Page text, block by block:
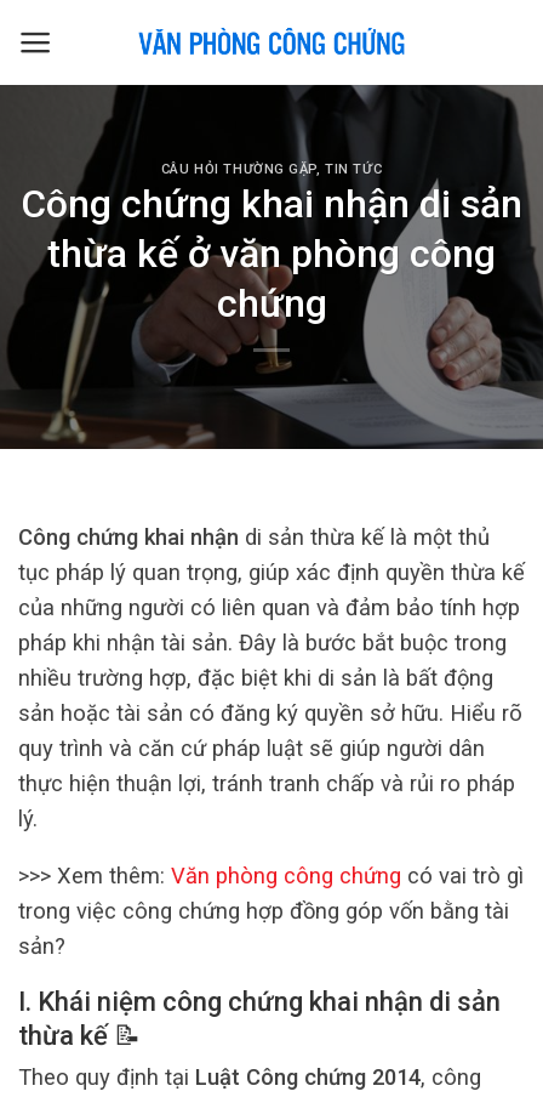
CÂU HỎI THƯỜNG GẶP,TIN TỨC
Công chứng khai nhận di sản
thừa kế ở văn phòng công
chứng
Công chứng khai nhận di sản thừa kế là một thủ
tục pháp lý quan trọng, giúp xác định quyền thừa kế
của những người có liên quan và đảm bảo tính hợp
pháp khi nhận tài sản. Đây là bước bắt buộc trong
nhiều trường hợp, đặc biệt khi di sản là bất động
sản hoặc tài sản có đăng ký quyền sở hữu. Hiểu rõ
quy trình và căn cứ pháp luật sẽ giúp người dân
thực hiện thuận lợi, tránh tranh chấp và rủi ro pháp
lý.
>>> Xem thêm: Văn phòng công chứng có vai trò gì
trong việc công chứng hợp đồng góp vốn bằng tài
sản?
I. Khái niệm công chứng khai nhận di sản
thừa kế 📝
Theo quy định tại Luật Công chứng 2014, công